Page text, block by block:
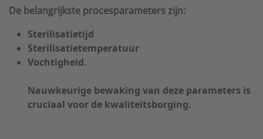
De belangrijkste procesparameters zijn:
Sterilisatietijd
Sterilisatietemperatuur
Vochtigheid.
Nauwkeurige bewaking van deze parameters is
cruciaal voor de kwaliteitsborging.